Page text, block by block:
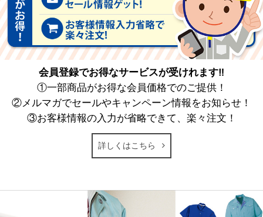
会員登録でお得なサービスが受けれます‼
①一部商品がお得な会員価格でのご提供！
②メルマガでセールやキャンペーン情報をお知らせ！
③お客様情報の入力が省略できて、楽々注文！
詳しくはこちら